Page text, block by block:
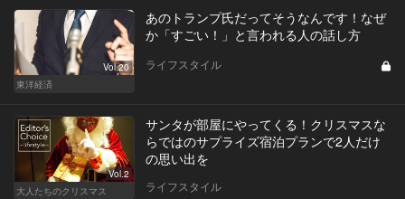
Vol.20
東洋経済
あのトランプ氏だってそうなんです！なぜ
か「すごい！」と言われる人の話し方
ライフスタイル
Vol.2
大人たちのクリスマス
サンタが部屋にやってくる！クリスマスな
らではのサプライズ宿泊プランで2人だけ
の思い出を
ライフスタイル